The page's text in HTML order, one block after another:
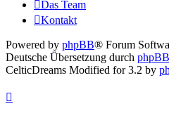
Das Team
Kontakt
Powered by phpBB® Forum
Deutsche Übersetzung durch
CelticDreams Modified for 3.2 by